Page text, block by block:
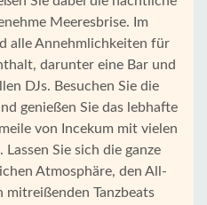
Meeresbrise. Im
alle Annehmlichkeiten für
darunter eine Bar und
DJs. Besuchen Sie die
genießen Sie das lebhafte
von Incekum mit vielen
Sie sich die ganze
Atmosphäre, den All-
mitreißenden Tanzbeats